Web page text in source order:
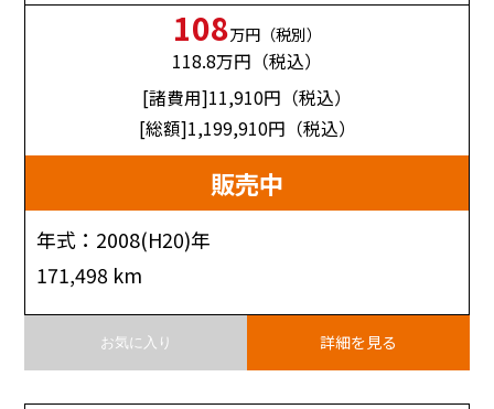
108万円（税別）
118.8万円（税込）
[諸費用]11,910円（税込）
[総額]1,199,910円（税込）
販売中
年式：2008(H20)年
171,498 km
お気に入り 詳細を見る